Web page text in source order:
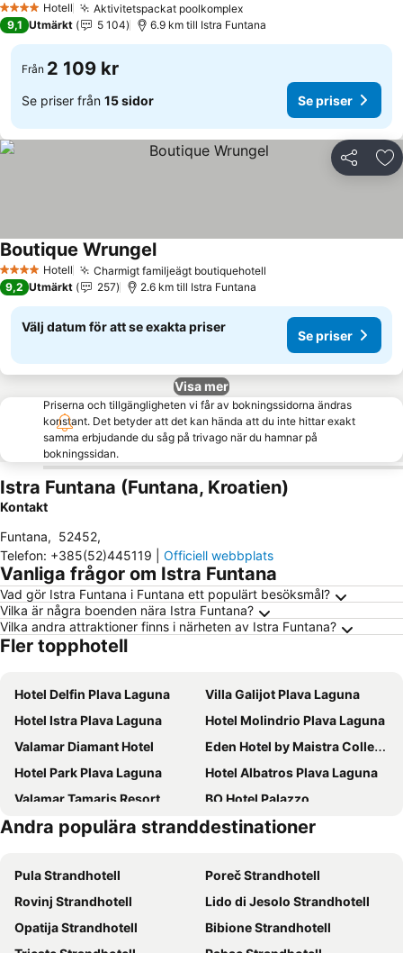
4 StjärnorHotell Aktivitetspackat poolkomplexSe priser
9,1 Utmärkt 5 104 6.9 km till Istra Funtana
Från 2 109 kr
Se priser från 15 sidor Se priser
Dela
4 StjärnorHotell Charmigt familjeägt boutiquehotell
Boutique WrungelSe priser
9,2 Utmärkt 257 2.6 km till Istra Funtana
Välj datum för att se exakta priser
Se priser
Visa mer
Priserna och tillgängligheten vi får av bokningssidorna ändras
konstant. Det betyder att det kan hända att du inte hittar exakt
samma erbjudande du såg på trivago när du hamnar på
bokningssidan.
Istra Funtana (Funtana, Kroatien)
Kontakt
Funtana, 52452,
Telefon: +385(52)445119 Officiell webbplats
Vanliga frågor om Istra Funtana
Vad gör Istra Funtana i Funtana ett populärt besöksmål?
Vilka är några boenden nära Istra Funtana?
Vilka andra attraktioner finns i närheten av Istra Funtana?
Fler topphotell
Hotel Delfin Plava Laguna
Villa Galijot Plava Laguna
Hotel Istra Plava Laguna
Hotel Molindrio Plava Laguna
Valamar Diamant Hotel
Eden Hotel by Maistra Collection
Hotel Park Plava Laguna
Hotel Albatros Plava Laguna
Valamar Tamaris Resort
BO Hotel Palazzo
Maistra Select Belvedere Resort
Blu Mare Hotel
Lone Hotel by Maistra Collection
Hotel Zorna Plava Laguna
Maistra Select Island Hotel Istra
Valamar Parentino Hotel
Maistra Select Pineta Hotel
Hotel Parentium Plava Laguna
Andra populära stranddestinationer
Pula Strandhotell
Poreč Strandhotell
Rovinj Strandhotell
Lido di Jesolo Strandhotell
Opatija Strandhotell
Bibione Strandhotell